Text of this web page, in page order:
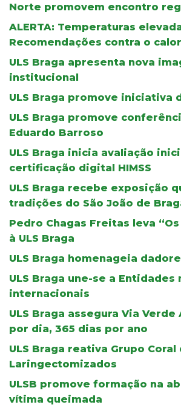
Norte promovem encontro
ALERTA: Temperaturas
Recomendações contra o calor
ULS Braga apresenta nova
institucional
ULS Braga promove iniciativa
ULS Braga promove
Eduardo Barroso
ULS Braga inicia avaliação
certificação digital HIMSS
ULS Braga recebe exposição
tradições do São João de
Pedro Chagas Freitas leva
à ULS Braga
ULS Braga homenageia
ULS Braga une-se a Entidades
internacionais
ULS Braga assegura Via Verde
por dia, 365 dias por ano
ULS Braga reativa Grupo Coral
Laringectomizados
ULSB promove formação na
vítima queimada